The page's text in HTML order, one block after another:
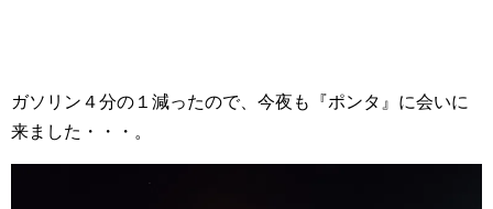
ガソリン４分の１減ったので、今夜も『ポンタ』に会いに
来ました・・・。